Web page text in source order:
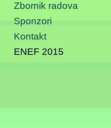
Zbornik radova
Sponzori
Kontakt
ENEF 2015